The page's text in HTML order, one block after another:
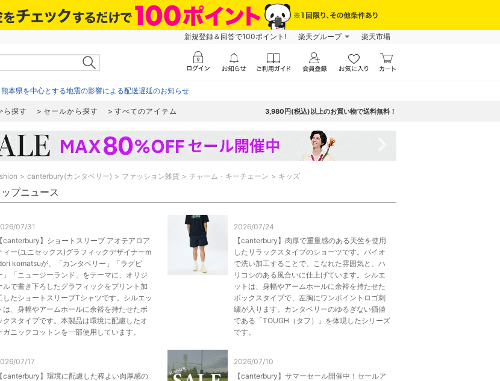
新規登録＆回答で100ポイント! 楽天グループ 楽天市場
熊本県を中心とする地震の影響による配送遅延のお知らせ
ら探す セールから探す すべてのアイテム 3,980円(税込)以上のお買い物で送料無料！
canterbury(カンタベリー) ファッション雑貨 チャーム・キーチェーン キッズ
プニュース
07/31
【canterbury】ショートスリーブ アオテアロア
ィー(ユニセックス)グラフィックデザイナーm
komatsuが、「カンタベリー」「ラグビ
」「ニュージーランド」をテーマに、オリジ
ルで書き下ろしたグラフィックをプリント加
したショートスリーブTシャツです。シルエッ
は、身幅やアームホールに余裕を持たせたボ
クスタイプです。本製品は環境に配慮したオ
ガニックコットンを一部使用しています。
2026/07/24
【canterbury】肉厚で重量感のある天竺を使用
したリラックスタイプのショーツです。バイオ
で洗い加工することで、こなれた雰囲気と、ハ
リコシのある風合いに仕上げています。シルエ
ットは、身幅やアームホールに余裕を持たせた
ボックスタイプで、左胸にワンポイントロゴ刺
繍が入ります。カンタベリーのゆるぎない価値
である「TOUGH（タフ）」を体現したシリーズ
です。
07/17
【canterbury】環境に配慮した程よい肉厚感の
2026/07/10
【canterbury】サマーセール開催中！セールア